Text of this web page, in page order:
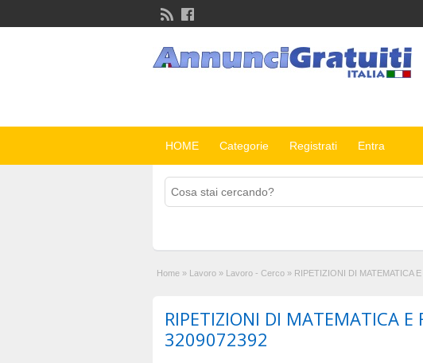
HOME Categorie Registrati Entra
Home » Lavoro » Lavoro - Cerco » RIPETIZIONI DI MATEMATICA
RIPETIZIONI DI MATEMATICA E
3209072392